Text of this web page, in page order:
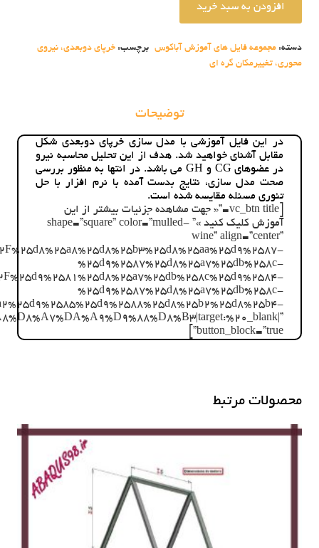
آموزشی
چهارم:
سازی
افزودن به سبد خرید
دسته: مجموعه فایل های آموزش آباکوس برچسب: خرپای دوبعدی، نیروی
محوری، تغییرمکان گره ای
توضیحات
در این فایل آموزشی با مدل سازی خرپای دوبعدی شکل
مقابل آشنای خواهید شد. هدف از این تحلیل محاسبه نیرو
در عضوهای CG و GH می باشد. در انتها به منظور بررسی
صحت مدل سازی، نتایج بدست آمده با نرم افزار با حل
تئوری مسئله مقایسه شده است.
[vc_btn title=”« جهت مشاهده جزئیات بیشتر از این
آموزش کلیک کنید »” shape=”square” color=”mulled-
wine” align=”center”
%25d9%2587%25d8%25a7%25db%258c-
%25d9%2587%25d8%25a7%25db%258c-
button_block=”true”]
محصولات مرتبط